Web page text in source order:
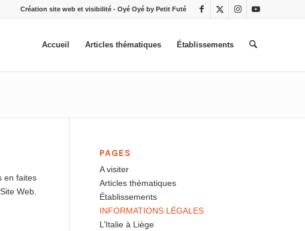
Création site web et visibilité - Oyé Oyé by Petit Futé
Accueil Articles thématiques Établissements
en faites
Web.
PAGES
A visiter
Articles thématiques
Établissements
INFORMATIONS LÉGALES
L’Italie à Liège